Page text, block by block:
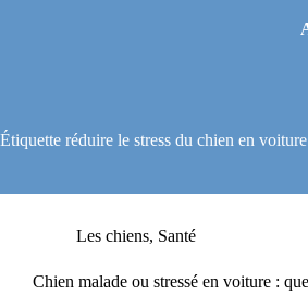
Étiquette réduire le stress du chien en voiture
Les chiens, Santé
Chien malade ou stressé en voiture :